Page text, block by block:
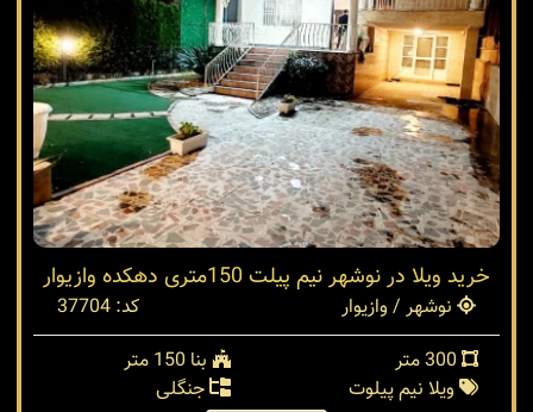
خرید ویلا در نوشهر نیم پیلت 150متری دهکده وازیوار
نوشهر / وازیوار
کد: 37704
بنا 150 متر
ویلا نیم پیلوت
جنگلی